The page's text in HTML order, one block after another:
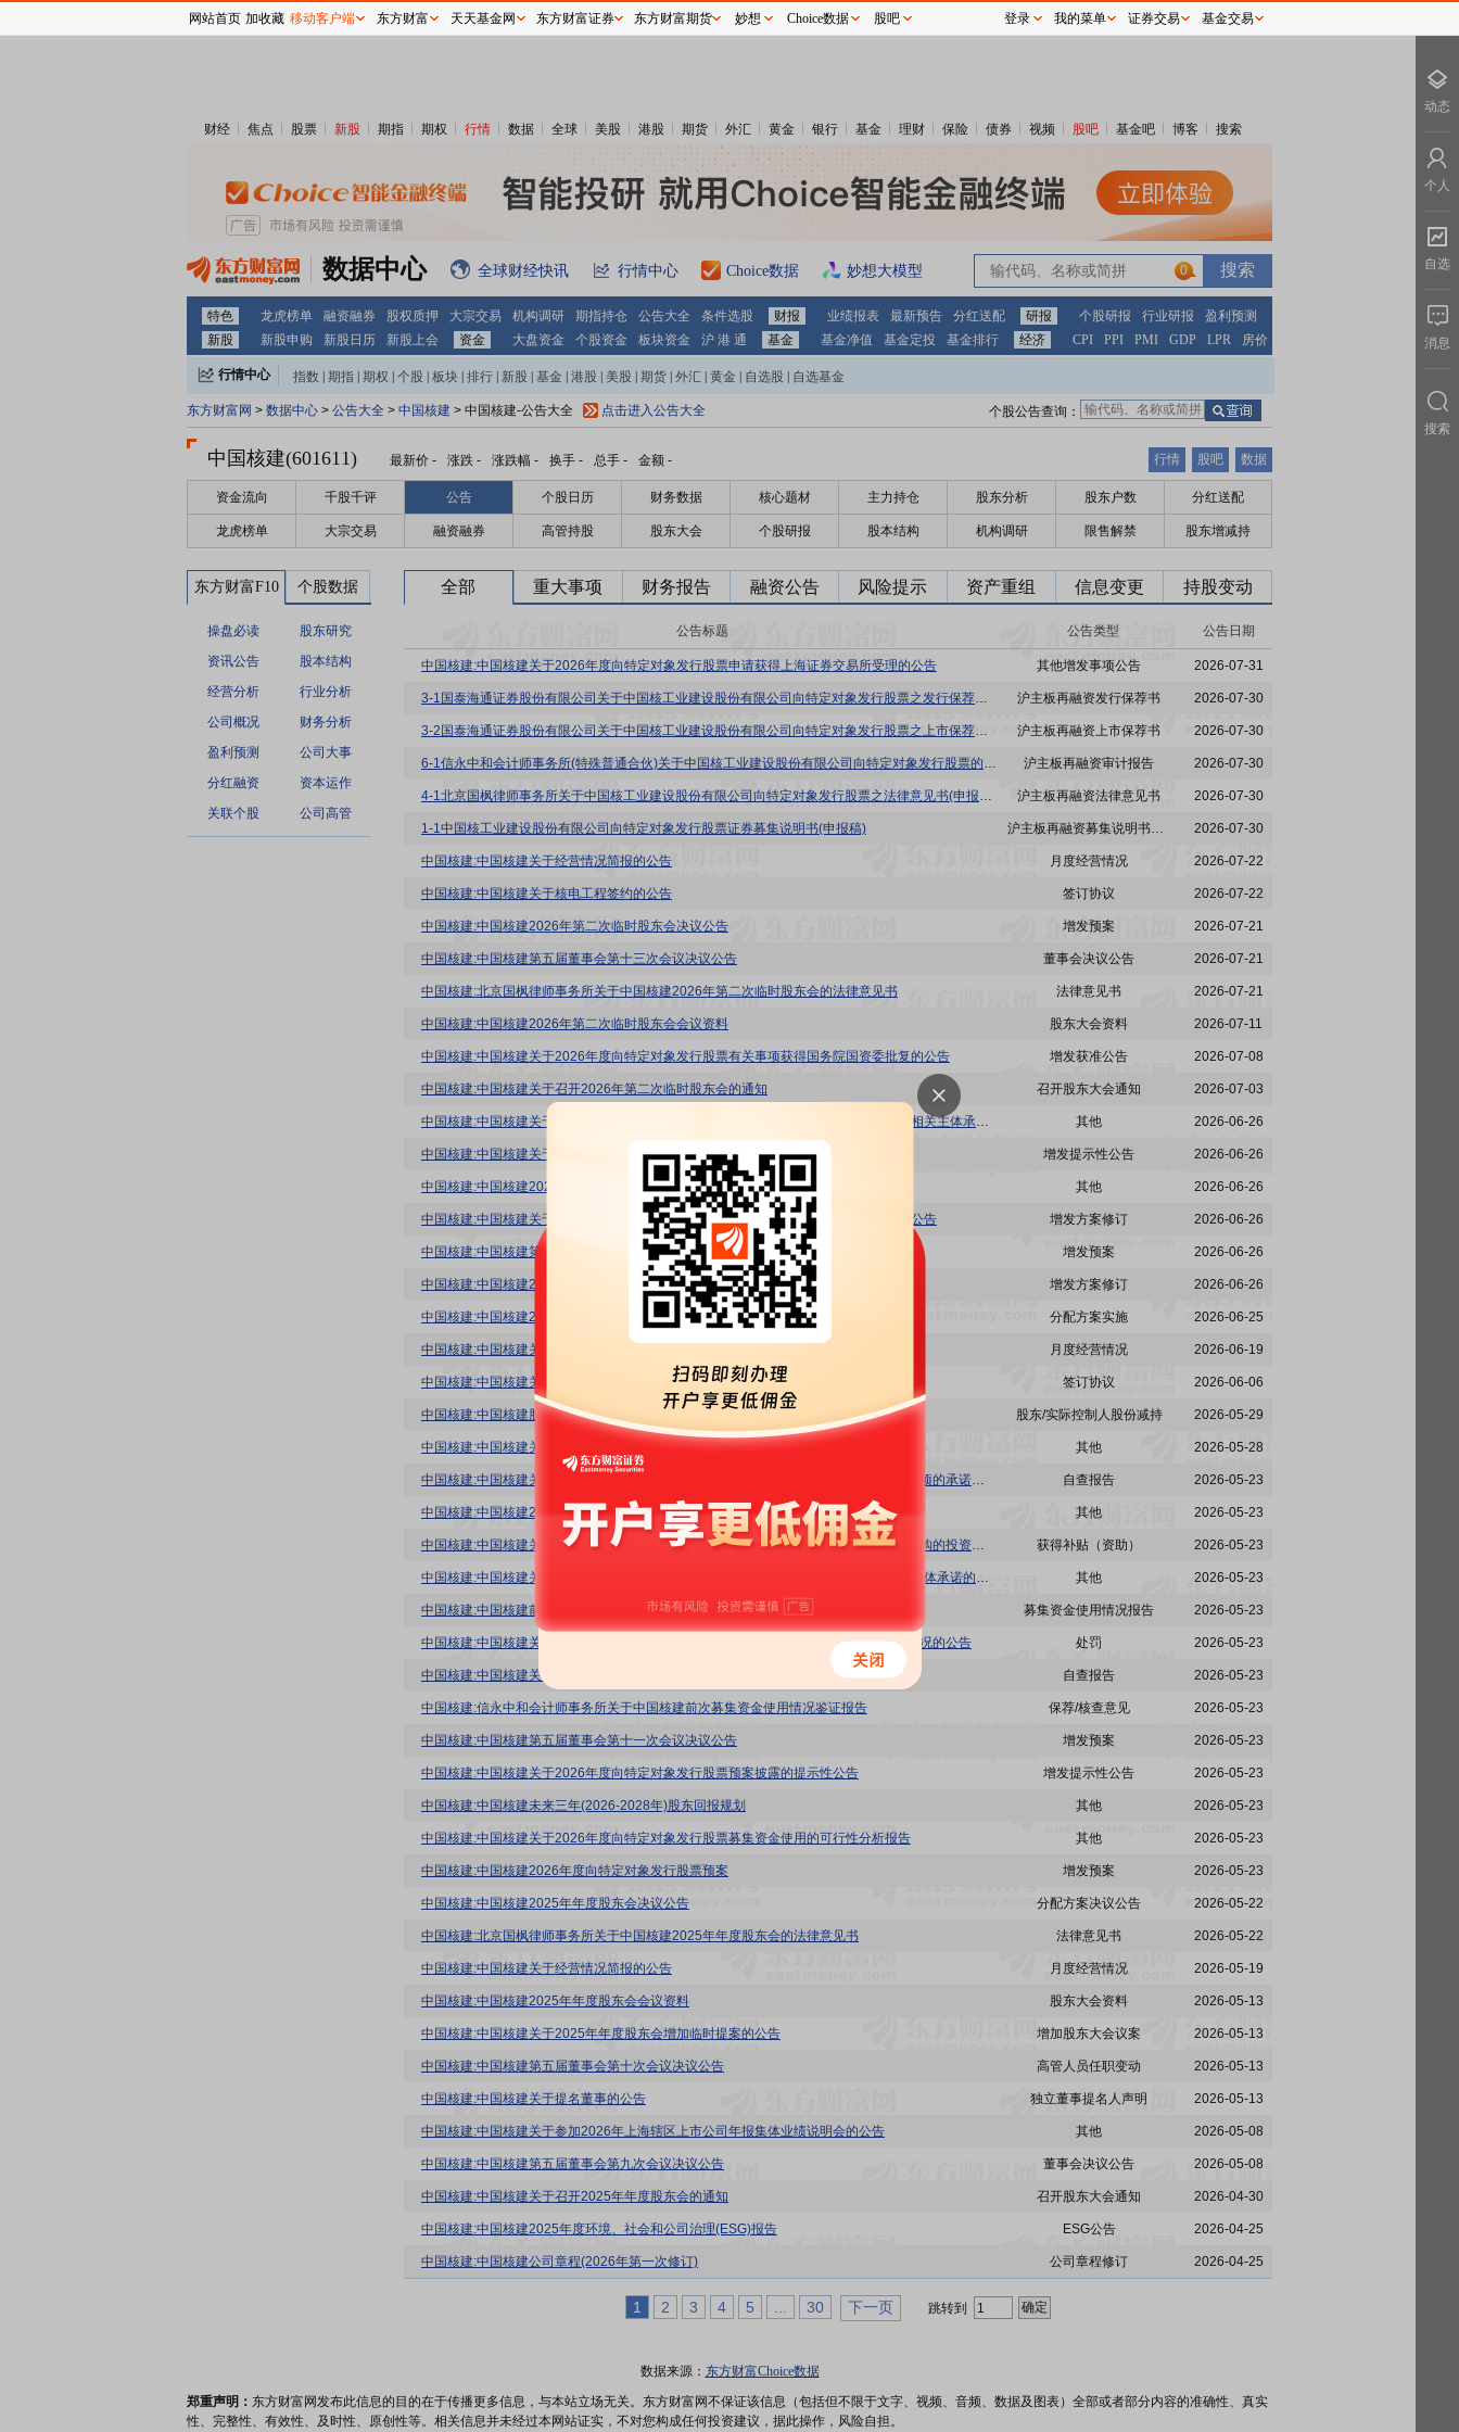
财经 焦点 股票 新股 期指 期权 行情 数据 全球 美股 港股 期货 外汇 黄金 银行 基金 理财 保险 债券 视频 股吧 基金吧 博客 搜索
数据中心 全球财经快讯 行情中心 Choice数据 妙想大模型 0
特色 龙虎榜单 融资融券 股权质押 大宗交易 机构调研 期指持仓 公告大全 条件选股 财报 业绩报表 最新预告 分红送配 研报 个股研报 行业研报
盈利预测
新股
新股申购 新股日历 新股上会 资金 大盘资金 个股资金 板块资金 沪 港 通 基金 基金净值 基金定投 基金排行 经济 CPI PPI PMI GDP LPR 房价
行情中心 指数 期指 期权 个股 板块 排行 新股 基金 港股 美股 期货 外汇 黄金 自选股 自选基金
东方财富网 > 数据中心 > 公告大全 > 中国核建 > 中国核建-公告大全 点击进入公告大全 个股公告查询：
中国核建(601611) 最新价 - 涨跌 - 涨跌幅 - 换手 - 总手 - 金额 - 行情 股吧 数据
资金流向 千股千评 公告 个股日历 财务数据 核心题材 主力持仓 股东分析 股东户数 分红送配
龙虎榜单 大宗交易 融资融券 高管持股 股东大会 个股研报 股本结构 机构调研 限售解禁 股东增减持
东方财富F10 个股数据
操盘必读
股东研究
资讯公告
股本结构
经营分析
行业分析
公司概况
财务分析
盈利预测
公司大事
分红融资
资本运作
关联个股
公司高管
全部 重大事项 财务报告 融资公告 风险提示 资产重组 信息变更 持股变动
公告标题 公告类型 公告日期
中国核建:中国核建关于2026年度向特定对象发行股票申请获得上海证券交易所受理的公告 其他增发事项公告 2026-07-31
3-1国泰海通证券股份有限公司关于中国核工业建设股份有限公司向特定对象发行股票之发行保荐书(申报稿)(中国核工业建设股份有限公司) 沪主板再融资发行保荐书 2026-07-30
3-2国泰海通证券股份有限公司关于中国核工业建设股份有限公司向特定对象发行股票之上市保荐书(申报稿)(中国核工业建设股份有限公司) 沪主板再融资上市保荐书 2026-07-30
6-1信永中和会计师事务所(特殊普通合伙)关于中国核工业建设股份有限公司向特定对象发行股票的财务报告及审计报告(申报稿)(中国核工业建设股份有限公司) 沪主板再融资审计报告 2026-07-30
4-1北京国枫律师事务所关于中国核工业建设股份有限公司向特定对象发行股票之法律意见书(申报稿)(中国核工业建设股份有限公司) 沪主板再融资法律意见书 2026-07-30
1-1中国核工业建设股份有限公司向特定对象发行股票证券募集说明书(申报稿) 沪主板再融资募集说明书申报稿 2026-07-30
中国核建:中国核建关于经营情况简报的公告 月度经营情况 2026-07-22
中国核建:中国核建关于核电工程签约的公告 签订协议 2026-07-22
中国核建:中国核建2026年第二次临时股东会决议公告 增发预案 2026-07-21
中国核建:中国核建第五届董事会第十三次会议决议公告 董事会决议公告 2026-07-21
中国核建:北京国枫律师事务所关于中国核建2026年第二次临时股东会的法律意见书 法律意见书 2026-07-21
中国核建:中国核建2026年第二次临时股东会会议资料 股东大会资料 2026-07-11
中国核建:中国核建关于2026年度向特定对象发行股票有关事项获得国务院国资委批复的公告 增发获准公告 2026-07-08
中国核建:中国核建关于召开2026年第二次临时股东会的通知 召开股东大会通知 2026-07-03
中国核建:中国核建关于2026年度向特定对象发行股票摊薄即期回报、采取填补措施及相关主体承诺(修订稿)的公告 其他 2026-06-26
中国核建:中国核建关于2026年度向特定对象发行股票预案(修订稿)披露的提示性公告 增发提示性公告 2026-06-26
中国核建:中国核建2026年度向特定对象发行股票方案论证分析报告(修订稿) 其他 2026-06-26
中国核建:中国核建关于2026年度向特定对象发行股票预案及相关文件修订情况说明的公告 增发方案修订 2026-06-26
中国核建:中国核建第五届董事会第十二次会议决议公告 增发预案 2026-06-26
中国核建:中国核建2026年度向特定对象发行股票预案(修订稿) 增发方案修订 2026-06-26
中国核建:中国核建2025年年度权益分派实施公告 分配方案实施 2026-06-25
中国核建:中国核建关于经营情况简报的公告 月度经营情况 2026-06-19
中国核建:中国核建关于核电工程签约的公告 签订协议 2026-06-06
中国核建:中国核建股东减持股份计划公告 股东/实际控制人股份减持 2026-05-29
中国核建:中国核建关于参加中核集团集中投资者交流季的公告 其他 2026-05-28
中国核建:中国核建关于控股股东、董事及高级管理人员关于房地产业务自查报告相关事项的承诺的公告 自查报告 2026-05-23
中国核建:中国核建2026年度向特定对象发行股票方案论证分析报告 其他 2026-05-23
中国核建:中国核建关于本次向特定对象发行股票不存在直接或通过利益相关方向参与认购的投资者提供财务资助或补偿的公告 获得补贴（资助） 2026-05-23
中国核建:中国核建关于2026年度向特定对象发行股票摊薄即期回报与填补措施及相关主体承诺的公告 其他 2026-05-23
中国核建:中国核建前次募集资金使用情况专项报告 募集资金使用情况报告 2026-05-23
中国核建:中国核建关于最近五年被证券监管部门和交易所处罚或采取监管措施及整改情况的公告 处罚 2026-05-23
中国核建:中国核建关于向特定对象发行股票涉及房地产业务之自查报告 自查报告 2026-05-23
中国核建:信永中和会计师事务所关于中国核建前次募集资金使用情况鉴证报告 保荐/核查意见 2026-05-23
中国核建:中国核建第五届董事会第十一次会议决议公告 增发预案 2026-05-23
中国核建:中国核建关于2026年度向特定对象发行股票预案披露的提示性公告 增发提示性公告 2026-05-23
中国核建:中国核建未来三年(2026-2028年)股东回报规划 其他 2026-05-23
中国核建:中国核建关于2026年度向特定对象发行股票募集资金使用的可行性分析报告 其他 2026-05-23
中国核建:中国核建2026年度向特定对象发行股票预案 增发预案 2026-05-23
中国核建:中国核建2025年年度股东会决议公告 分配方案决议公告 2026-05-22
中国核建:北京国枫律师事务所关于中国核建2025年年度股东会的法律意见书 法律意见书 2026-05-22
中国核建:中国核建关于经营情况简报的公告 月度经营情况 2026-05-19
中国核建:中国核建2025年年度股东会会议资料 股东大会资料 2026-05-13
中国核建:中国核建关于2025年年度股东会增加临时提案的公告 增加股东大会议案 2026-05-13
中国核建:中国核建第五届董事会第十次会议决议公告 高管人员任职变动 2026-05-13
中国核建:中国核建关于提名董事的公告 独立董事提名人声明 2026-05-13
中国核建:中国核建关于参加2026年上海辖区上市公司年报集体业绩说明会的公告 其他 2026-05-08
中国核建:中国核建第五届董事会第九次会议决议公告 董事会决议公告 2026-05-08
中国核建:中国核建关于召开2025年年度股东会的通知 召开股东大会通知 2026-04-30
中国核建:中国核建2025年度环境、社会和公司治理(ESG)报告 ESG公告 2026-04-25
中国核建:中国核建公司章程(2026年第一次修订) 公司章程修订 2026-04-25
1 2 3 4 5 30 下一页 跳转到
数据来源： 东方财富Choice数据
郑重声明： 东方财富网发布此信息的目的在于传播更多信息，与本站立场无关。东方财富网不保证该信息（包括但不限于文字、视频、音频、数据及图表）全部或者部分内容的准确性、真实
性、完整性、有效性、及时性、原创性等。相关信息并未经过本网站证实，不对您构成任何投资建议，据此操作，风险自担。
网站首页 加收藏 移动客户端 东方财富 天天基金网 东方财富证券 东方财富期货 妙想 Choice数据 股吧 登录 我的菜单 证券交易 基金交易
动态
个人
自选
消息
搜索